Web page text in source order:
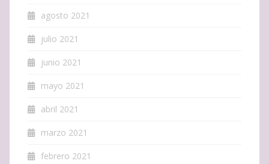
agosto 2021
julio 2021
junio 2021
mayo 2021
abril 2021
marzo 2021
febrero 2021